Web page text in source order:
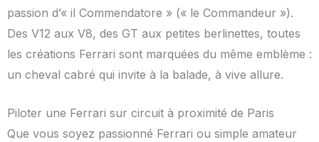
passion d’« il Commendatore » (« le Commandeur »).
Des V12 aux V8, des GT aux petites berlinettes, toutes
les créations Ferrari sont marquées du même emblème :
un cheval cabré qui invite à la balade, à vive allure.
Piloter une Ferrari sur circuit à proximité de Paris
Que vous soyez passionné Ferrari ou simple amateur